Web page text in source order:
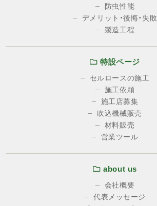
防虫性能
デメリット・後悔・失敗
製造工程
特設ページ
セルロースの施工
施工依頼
施工店募集
吹込機械販売
材料販売
営業ツール
about us
会社概要
代表メッセージ